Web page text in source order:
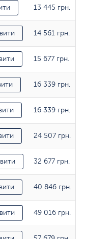
13 445 грн.
14 561 грн.
15 677 грн.
16 339 грн.
16 339 грн.
24 507 грн.
32 677 грн.
40 846 грн.
49 016 грн.